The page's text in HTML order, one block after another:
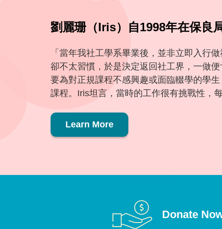
劉麗珊（Iris）自1998年在保良
「當年我社工學系畢業後，並非立即入行
卻不太習慣，於是決定返回社工界，一做
要為對正規課程不感興趣或面臨輟學的學
課程。Iris坦言，當時的工作很有挑戰性，
Learn More
Donate